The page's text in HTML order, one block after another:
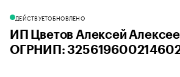
ДЕЙСТВУЕТОБНОВЛЕНО
ИП Цветов Алексей
ОГРНИП: